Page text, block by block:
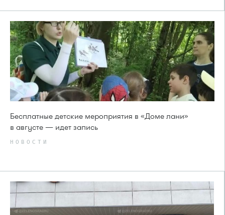
Бесплатные детские мероприятия в «Доме лани»
в августе — идет запись
НОВОСТИ